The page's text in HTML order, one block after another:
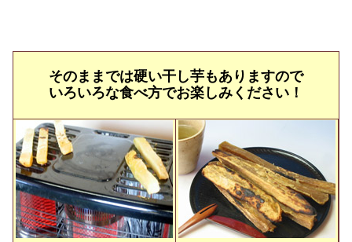
そのままでは硬い干し芋もありますので
いろいろな食べ方でお楽しみください！